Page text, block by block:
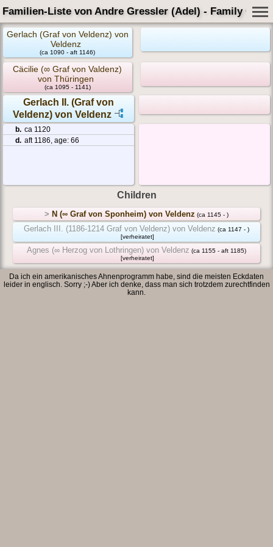
Familien-Liste von Andre Gressler (Adel) - Family Card
Gerlach (Graf von Veldenz) von
Veldenz
(ca 1090 - aft 1146)
Cäcilie (∞ Graf von Valdenz)
von Thüringen
(ca 1095 - 1141)
Gerlach II. (Graf von
Veldenz) von Veldenz
b. ca 1120
d. aft 1186, age: 66
Children
> N (∞ Graf von Sponheim) von Veldenz (ca 1145 - )
Gerlach III. (1186-1214 Graf von Veldenz) von Veldenz (ca 1147 - )
[verheiratet]
Agnes (∞ Herzog von Lothringen) von Veldenz (ca 1155 - aft 1185)
[verheiratet]
Da ich ein amerikanisches Ahnenprogramm habe, sind die meisten Eckdaten
leider in englisch. Sorry ;-) Aber ich denke, dass man sich trotzdem zurechtfinden
kann.